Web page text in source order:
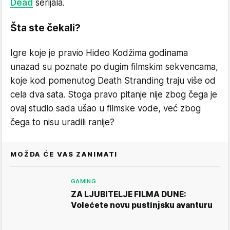
Dead serijala.
Šta ste čekali?
Igre koje je pravio Hideo Kodžima godinama
unazad su poznate po dugim filmskim sekvencama,
koje kod pomenutog Death Stranding traju više od
cela dva sata. Stoga pravo pitanje nije zbog čega je
ovaj studio sada ušao u filmske vode, već zbog
čega to nisu uradili ranije?
MOŽDA ĆE VAS ZANIMATI
GAMING
ZA LJUBITELJE FILMA DUNE:
Volećete novu pustinjsku avanturu